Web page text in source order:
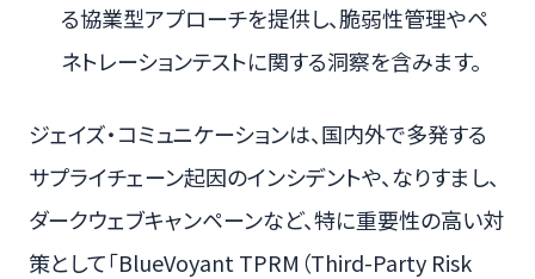
る協業型アプローチを提供し、脆弱性管理やペ
ネトレーションテストに関する洞察を含みます。
ジェイズ・コミュニケーションは、国内外で多発する
サプライチェーン起因のインシデントや、なりすまし、
ダークウェブキャンペーンなど、特に重要性の高い対
策として「BlueVoyant TPRM（Third-Party Risk